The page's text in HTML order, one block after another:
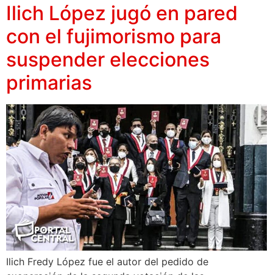
Ilich López jugó en pared
con el fujimorismo para
suspender elecciones
primarias
Ilich Fredy López fue el autor del pedido de